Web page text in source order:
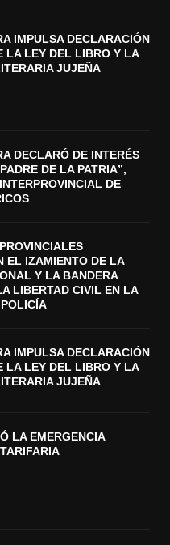
IMPULSA DECLARACIÓN
LA LEY DEL LIBRO Y LA
JUJEÑA
DECLARÓ DE INTERÉS
DE LA PATRIA”,
DE
EL IZAMIENTO DE LA
Y LA BANDERA
LIBERTAD CIVIL EN LA
IMPULSA DECLARACIÓN
LA LEY DEL LIBRO Y LA
JUJEÑA
LA EMERGENCIA